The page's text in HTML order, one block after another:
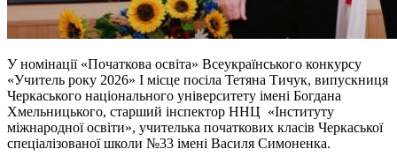
У номінації «Початкова освіта» Всеукраїнського конкурсу
«Учитель року 2026» І місце посіла Тетяна Тичук, випускниця
Черкаського національного університету імені Богдана
Хмельницького, старший інспектор ННЦ «Інституту
міжнародної освіти», учителька початкових класів Черкаської
спеціалізованої школи №33 імені Василя Симоненка.